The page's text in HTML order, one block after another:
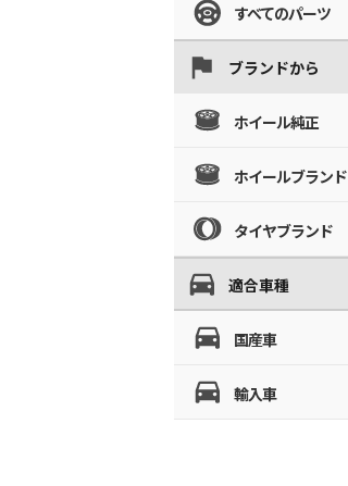
すべてのパーツ
ブランドから
ホイール純正
ホイールブランド
タイヤブランド
適合車種
国産車
輸入車